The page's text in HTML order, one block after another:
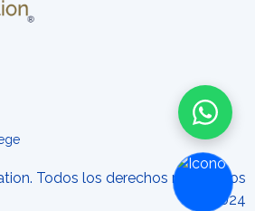
Todos los derechos reservados
2024